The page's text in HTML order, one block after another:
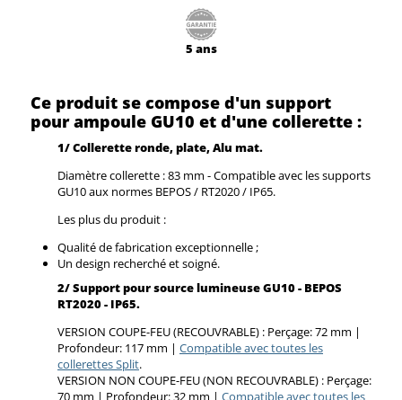
5 ans
Ce produit se compose d'un support
pour ampoule GU10 et d'une collerette :
1/ Collerette ronde, plate, Alu mat.
Diamètre collerette : 83 mm - Compatible avec les supports
GU10 aux normes BEPOS / RT2020 / IP65.
Les plus du produit :
Qualité de fabrication exceptionnelle ;
Un design recherché et soigné.
2/Support pour source lumineuse GU10 - BEPOS
RT2020 - IP65.
VERSION COUPE-FEU (RECOUVRABLE) : Perçage: 72 mm |
Profondeur: 117 mm | Compatible avec toutes les
collerettes Split.
VERSION NON COUPE-FEU (NON RECOUVRABLE) : Perçage:
70 mm | Profondeur: 32 mm | Compatible avec toutes les